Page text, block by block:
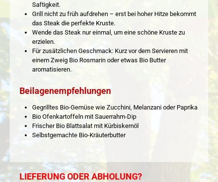
Saftigkeit.
Grill nicht zu früh aufdrehen – erst bei hoher Hitze bekommt
das Steak die perfekte Kruste.
Wende das Steak nur einmal, um eine schöne Kruste zu
erzielen.
Für zusätzlichen Geschmack: Kurz vor dem Servieren mit
einem Zweig Bio Rosmarin oder etwas Bio Butter
aromatisieren.
Beilagenempfehlungen
Gegrilltes Bio-Gemüse wie Zucchini, Melanzani oder Paprika
Bio Ofenkartoffeln mit Sauerrahm-Dip
Frischer Bio Blattsalat mit Kürbiskernöl
Selbstgemachte Bio-Kräuterbutter
LIEFERUNG ODER ABHOLUNG?